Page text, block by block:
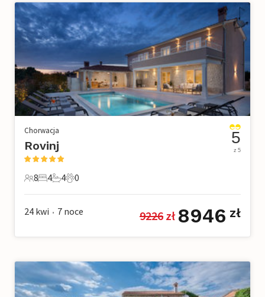
Chorwacja
Rovinj
8 Goście
8
4 Sypialnie
4
4 Łazienki
4
0 Zwierzęta domowe
0
5
z 5
24 kwi • 7 noce 9226 zł 8946 zł